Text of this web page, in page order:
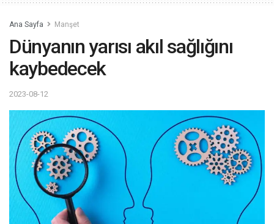
Ana Sayfa Manşet
Dünyanın yarısı akıl sağlığını
kaybedecek
2023-08-12